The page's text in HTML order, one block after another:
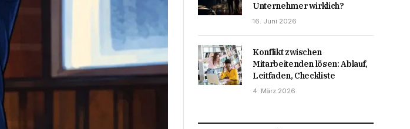
Unternehmer wirklich?
16. Juni 2026
Konflikt zwischen
Mitarbeitenden lösen: Ablauf,
Leitfaden, Checkliste
4. März 2026